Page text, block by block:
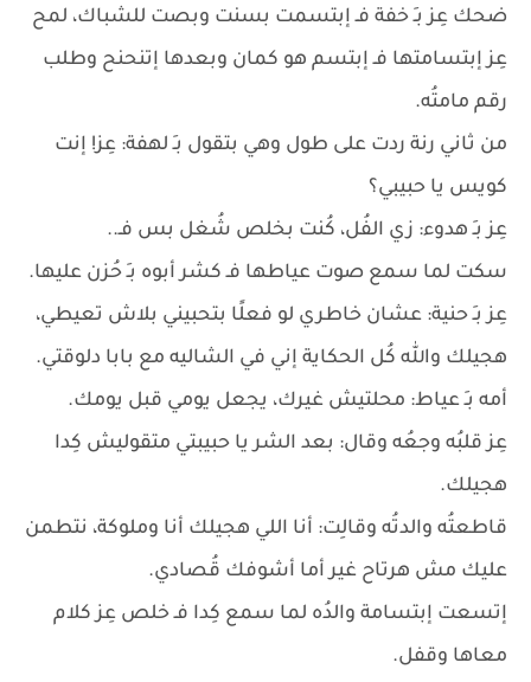
ضحك عِز بـِ خفة فـ إبتسمت بسنت وبصت للشباك، لمح
عِز إبتسامتها فـ إبتسم هو كمان وبعدها إتنحنح وطلب
رقم مامتُه.
من ثاني رنة ردت على طول وهي بتقول بـِ لهفة: عِز! إنت
كويس يا حبيبي؟
عِز بـِ هدوء: زي الفُل، كُنت بخلص شُغل بس فـ..
سكت لما سمع صوت عياطها فـ كشر أبوه بـِ حُزن عليها.
عِز بـِ حنية: عشان خاطري لو فعلًا بتحبيني بلاش تعيطي،
هجيلك والله كُل الحكاية إني في الشاليه مع بابا دلوقتي.
أمه بـِ عياط: محلتيش غيرك، يجعل يومي قبل يومك.
عِز قلبُه وجعُه وقال: بعد الشر يا حبيبتي متقوليش كِدا
هجيلك.
قاطعتُه والدتُه وقالِت: أنا اللي هجيلك أنا وملوكة، نتطمن
عليك مش هرتاح غير أما أشوفك قُصادي.
إتسعت إبتسامة والدُه لما سمع كِدا فـ خلص عِز كلام
معاها وقفل.